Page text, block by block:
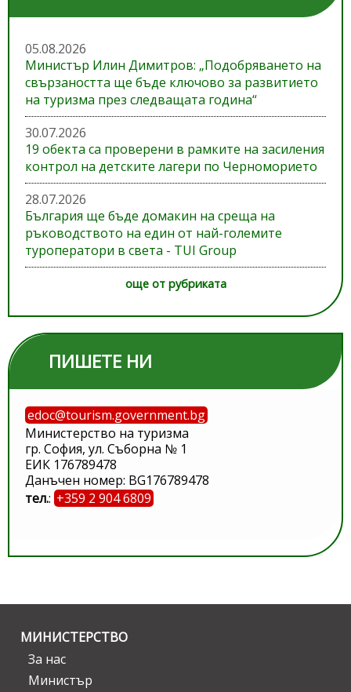
05.08.2026
Министър Илин Димитров: „Подобряването на
свързаността ще бъде ключово за развитието
на туризма през следващата година“
30.07.2026
19 обекта са проверени в рамките на засиления
контрол на детските лагери по Черноморието
28.07.2026
България ще бъде домакин на среща на
ръководството на един от най-големите
туроператори в света - TUI Group
още от рубриката
ПИШЕТЕ НИ
edoc@tourism.government.bg
Министерство на туризма
гр. София, ул. Съборна № 1
ЕИК 176789478
Данъчен номер: BG176789478
тел.: +359 2 904 6809
МИНИСТЕРСТВО
За нас
Министър